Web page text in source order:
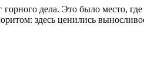
дела. Это было место,
здесь ценились